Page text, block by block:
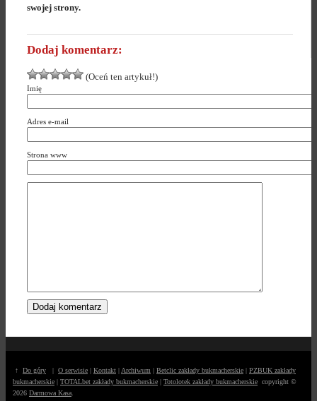
swojej strony.
Dodaj komentarz:
(Oceń ten artykuł!)
Imię
Adres e-mail
Strona www
↑ Do góry | O serwisie | Kontakt | Archiwum | Betclic zakłady bukmacherskie | PZBUK zakłady
bukmacherskie | TOTALbet zakłady bukmacherskie | Totolotek zakłady bukmacherskie copyright ©
2026 Darmowa Kasa